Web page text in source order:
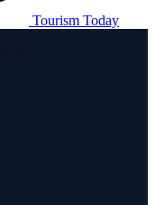
Tourism Today